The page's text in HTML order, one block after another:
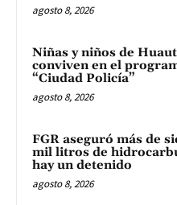
agosto 8, 2026
Niñas y niños de
conviven en el
“Ciudad Policía”
agosto 8, 2026
FGR aseguró más de
mil litros de
hay un detenido
agosto 8, 2026